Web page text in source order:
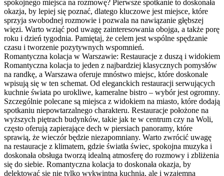
spokojnego miejsca na rozmowę? Pierwsze spotkanie to doskonała
okazja, by lepiej się poznać, dlatego kluczowe jest miejsce, które
sprzyja swobodnej rozmowie i pozwala na nawiązanie głębszej
więzi. Warto wziąć pod uwagę zainteresowania obojga, a także porę
roku i dzień tygodnia. Pamiętaj, że celem jest wspólne spędzanie
czasu i tworzenie pozytywnych wspomnień.
Romantyczna kolacja w Warszawie: Restauracje z duszą i widokiem
Romantyczna kolacja to jeden z najbardziej klasycznych pomysłów
na randkę, a Warszawa oferuje mnóstwo miejsc, które doskonale
wpisują się w ten schemat. Od eleganckich restauracji serwujących
kuchnie świata po urokliwe, kameralne bistro – wybór jest ogromny.
Szczególnie polecane są miejsca z widokiem na miasto, które dodają
spotkaniu niepowtarzalnego charakteru. Restauracje położone na
wyższych piętrach budynków, takie jak te w centrum czy na Woli,
często oferują zapierające dech w piersiach panoramy, które
sprawią, że wieczór będzie niezapomniany. Warto zwrócić uwagę
na restauracje z klimatem, gdzie światła świec, spokojna muzyka i
doskonała obsługa tworzą idealną atmosferę do rozmowy i zbliżenia
się do siebie. Romantyczna kolacja to doskonała okazja, by
delektować się nie tylko wykwintną kuchnią, ale i wzajemną